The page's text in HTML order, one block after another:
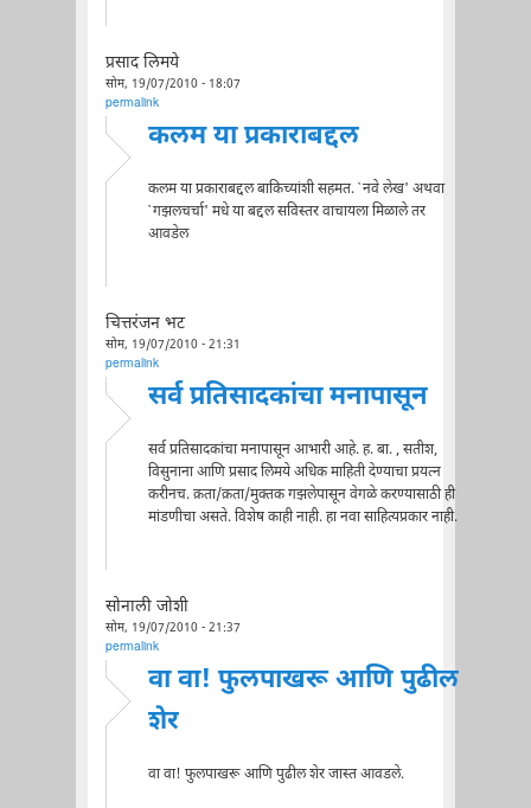
प्रसाद लिमये
सोम, 19/07/2010 - 18:07
permalink
कलम या प्रकाराबद्दल
कलम या प्रकाराबद्दल बाकिच्यांशी सहमत. `नवे लेख' अथवा
`गझलचर्चा' मधे या बद्दल सविस्तर वाचायला मिळाले तर
आवडेल
चित्तरंजन भट
सोम, 19/07/2010 - 21:31
permalink
सर्व प्रतिसादकांचा मनापासून
सर्व प्रतिसादकांचा मनापासून आभारी आहे. ह. बा. , सतीश,
विसुनाना आणि प्रसाद लिमये अधिक माहिती देण्याचा प्रयत्न
करीनच. क़ता/क़ता/मुक्तक गझलेपासून वेगळे करण्यासाठी ही
मांडणीचा असते. विशेष काही नाही. हा नवा साहित्यप्रकार नाही.
सोनाली जोशी
सोम, 19/07/2010 - 21:37
permalink
वा वा! फुलपाखरू आणि पुढील
शेर
वा वा! फुलपाखरू आणि पुढील शेर जास्त आवडले.